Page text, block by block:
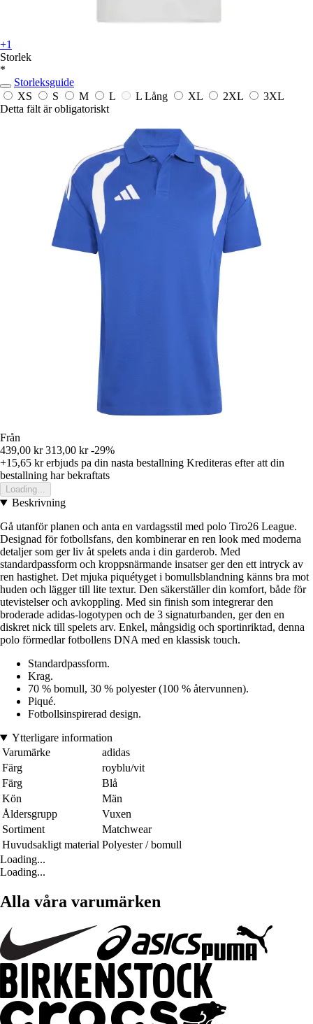
+1
Storlek
*
Storleksguide
XS
S M L L Lång XL 2XL
3XL
Detta fält är obligatoriskt
Från
439,00 kr 313,00 kr -29%
+15,65 krerbjuds pa din nasta bestallning Krediteras efter att din
bestallning har bekraftats
Loading...
Beskrivning
Gå utanför planen och anta en vardagsstil med polo Tiro26 League.
Designad för fotbollsfans, den kombinerar en ren look med moderna
detaljer som ger liv åt spelets anda i din garderob. Med
standardpassform och kroppsnärmande insatser ger den ett intryck av
ren hastighet. Det mjuka piquétyget i bomullsblandning känns bra mot
huden och lägger till lite textur. Den säkerställer din komfort, både för
utevistelser och avkoppling. Med sin finish som integrerar den
broderade adidas-logotypen och de 3 signaturbanden, ger den en
diskret nick till spelets arv. Enkel, mångsidig och sportinriktad, denna
polo förmedlar fotbollens DNA med en klassisk touch.
Standardpassform.
Krag.
70 % bomull, 30 % polyester (100 % återvunnen).
Piqué.
Fotbollsinspirerad design.
Ytterligare information
Varumärke
adidas
Färg
royblu/vit
Färg
Blå
Kön
Män
Åldersgrupp
Vuxen
Sortiment
Matchwear
Huvudsakligt material Polyester / bomull
Loading...
Loading...
Alla våra varumärken